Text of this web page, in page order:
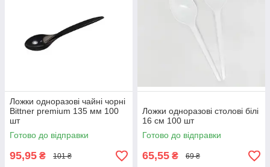
Ложки одноразові чайні чорні
Bittner premium 135 мм 100
шт
Готово до відправки
95,95 ₴ 101 ₴
Ложки одноразові столові білі
16 см 100 шт
Готово до відправки
65,55 ₴ 69 ₴